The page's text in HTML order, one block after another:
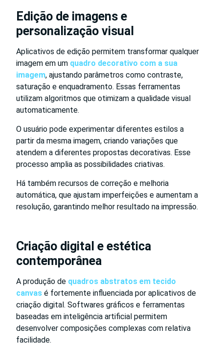
Edição de imagens e
personalização visual
Aplicativos de edição permitem transformar qualquer
imagem em um quadro decorativo com a sua
imagem, ajustando parâmetros como contraste,
saturação e enquadramento. Essas ferramentas
utilizam algoritmos que otimizam a qualidade visual
automaticamente.
O usuário pode experimentar diferentes estilos a
partir da mesma imagem, criando variações que
atendem a diferentes propostas decorativas. Esse
processo amplia as possibilidades criativas.
Há também recursos de correção e melhoria
automática, que ajustam imperfeições e aumentam a
resolução, garantindo melhor resultado na impressão.
Criação digital e estética
contemporânea
A produção de quadros abstratos em tecido
canvas é fortemente influenciada por aplicativos de
criação digital. Softwares gráficos e ferramentas
baseadas em inteligência artificial permitem
desenvolver composições complexas com relativa
facilidade.